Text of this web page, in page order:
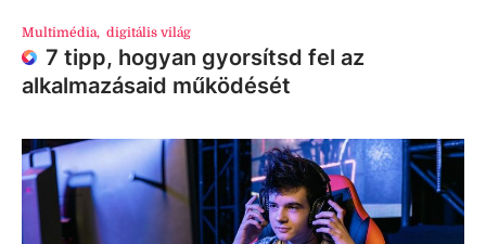
Multimédia, digitális világ
7 tipp, hogyan gyorsítsd fel az
alkalmazásaid működését